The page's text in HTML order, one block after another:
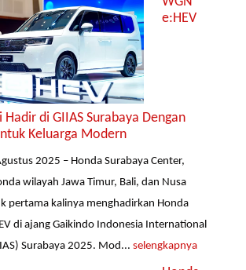
e:HEV
Hadir di GIIAS Surabaya Dengan
Keluarga Modern
2025 – Honda Surabaya Center,
wilayah Jawa Timur, Bali, dan Nusa
pertama kalinya menghadirkan Honda
di ajang Gaikindo Indonesia International
Surabaya 2025. Mod...selengkapnya